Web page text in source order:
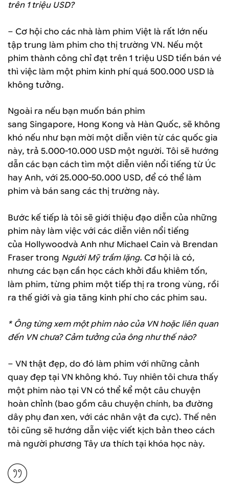
trên 1 triệu USD?
– Cơ hội cho các nhà làm phim Việt là rất lớn nếu
tập trung làm phim cho thị trường VN. Nếu một
phim thành công chỉ đạt trên 1 triệu USD tiền bán vé
thì việc làm một phim kinh phí quá 500.000 USD là
không tưởng.
Ngoài ra nếu bạn muốn bán phim
sang Singapore, Hong Kong và Hàn Quốc, sẽ không
khó nếu như bạn mời một diễn viên từ các quốc gia
này, trả 5.000-10.000 USD một người. Tôi sẽ hướng
dẫn các bạn cách tìm một diễn viên nổi tiếng từ Úc
hay Anh, với 25.000-50.000 USD, để có thể làm
phim và bán sang các thị trường này.
Bước kế tiếp là tôi sẽ giới thiệu đạo diễn của những
phim này làm việc với các diễn viên nổi tiếng
của Hollywoodvà Anh như Michael Cain và Brendan
Fraser trong Người Mỹ trầm lặng. Cơ hội là có,
nhưng các bạn cần học cách khởi đầu khiêm tốn,
làm phim, từng phim một tiếp thị ra trong vùng, rồi
ra thế giới và gia tăng kinh phí cho các phim sau.
* Ông từng xem một phim nào của VN hoặc liên quan
đến VN chưa? Cảm tưởng của ông như thế nào?
– VN thật đẹp, do đó làm phim với những cảnh
quay đẹp tại VN không khó. Tuy nhiên tôi chưa thấy
một phim nào tại VN có thể kể một câu chuyện
hoàn chỉnh (bao gồm câu chuyện chính, ba đường
dây phụ đan xen, với các nhân vật đa cực). Thế nên
tôi cũng sẽ hướng dẫn việc viết kịch bản theo cách
mà người phương Tây ưa thích tại khóa học này.